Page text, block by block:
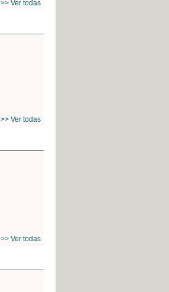
>> Ver todas
>> Ver todas
>> Ver todas